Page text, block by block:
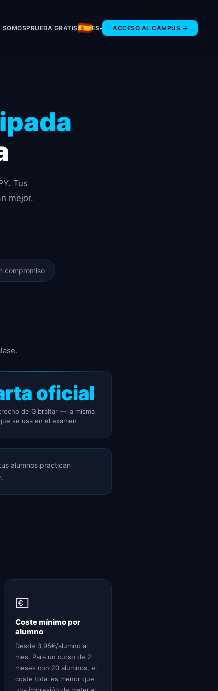
SOMOSPRUEBA GRATIS ES ACCESO AL CAMPUS →
Tus
mejor.
compromiso
oficial
de Gibraltar — la misma
se usa en el examen
alumnos practican
💶
Coste mínimo por
alumno
Desde 3,95€/alumno al
mes. Para un curso de 2
meses con 20 alumnos, el
coste total es menor que